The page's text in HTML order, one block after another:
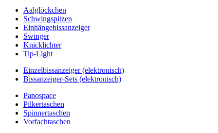
Aalglöckchen
Schwingspitzen
Einhängebissanzeiger
Swinger
Knicklichter
Tip-Light
Einzelbissanzeiger (elektronisch)
Bissanzeiger-Sets (elektronisch)
Panospace
Pilkertaschen
Spinnertaschen
Vorfachtaschen